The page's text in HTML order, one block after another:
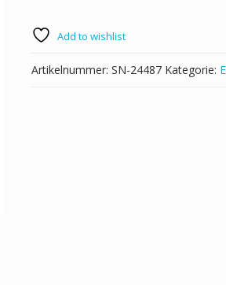
Add to wishlist
Artikelnummer: SN-24487 Kategorie: